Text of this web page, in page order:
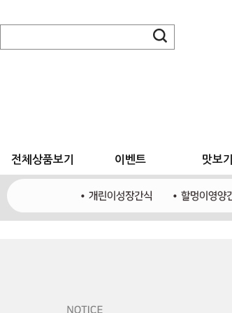
전체상품보기 이벤트 맛보기